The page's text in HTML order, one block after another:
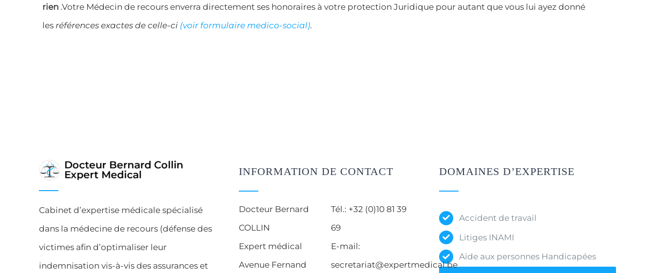
rien.Votre Médecin de recours enverra directement ses honoraires à votre protection Juridique pour autant que vous lui ayez donné
les références exactes de celle-ci (voir formulaire medico-social).
Cabinet d’expertise médicale spécialisé
dans la médecine de recours (défense des
victimes afin d’optimaliser leur
indemnisation vis-à-vis des assurances et
INFORMATION DE CONTACT
Docteur Bernard
COLLIN
Expert médical
Avenue Fernand
Tél.: +32 (0)10 81 39
69
E-mail:
secretariat@expertmedical.be
DOMAINES D’EXPERTISE
Accident de travail
Litiges INAMI
Aide aux personnes Handicapées